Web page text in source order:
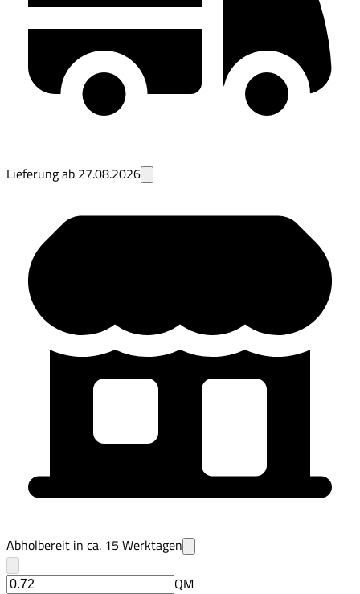
Lieferung ab 27.08.2026
Abholbereit in ca. 15 Werktagen
QM